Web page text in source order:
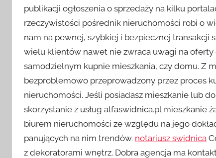
publikacji ogłoszenia o sprzedaży na kilku
rzeczywistości pośrednik nieruchomości robi o
nam na pewnej, szybkiej i bezpiecznej transakcji
wielu klientów nawet nie zwraca uwagi na
samodzielnym kupnie mieszkania, czy domu. Z
bezproblemowo przeprowadzony przez proces
nieruchomości. Jeśli posiadasz mieszkanie lub
skorzystanie z usług alfaswidnica.pl mieszkanie
biurem nieruchomości ze względu na jego
panujących na nim trendów. notariusz swidnica
z dekoratorami wnętrz. Dobra agencja ma